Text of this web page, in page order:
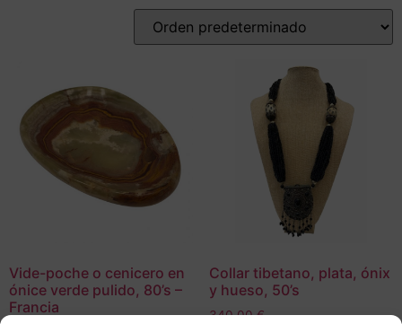
Vide-poche o cenicero en
ónice verde pulido, 80’s –
Francia
Collar tibetano, plata, ónix
y hueso, 50’s
340,00€